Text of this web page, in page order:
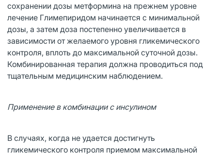
сохранении дозы метформина на прежнем уровне
лечение Глимепиридом начинается с минимальной
дозы, а затем доза постепенно увеличивается в
зависимости от желаемого уровня гликемического
контроля, вплоть до максимальной суточной дозы.
Комбинированная терапия должна проводиться под
тщательным медицинским наблюдением.
Применение в комбинации с инсулином
В случаях, когда не удается достигнуть
гликемического контроля приемом максимальной